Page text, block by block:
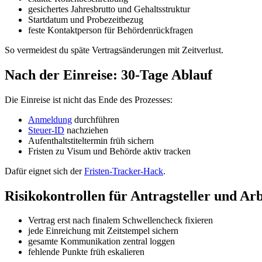
gesichertes Jahresbrutto und Gehaltsstruktur
Startdatum und Probezeitbezug
feste Kontaktperson für Behördenrückfragen
So vermeidest du späte Vertragsänderungen mit Zeitverlust.
Nach der Einreise: 30-Tage Ablauf
Die Einreise ist nicht das Ende des Prozesses:
Anmeldung durchführen
Steuer-ID nachziehen
Aufenthaltstiteltermin früh sichern
Fristen zu Visum und Behörde aktiv tracken
Dafür eignet sich derFristen-Tracker-Hack.
Risikokontrollen für Antragsteller und
Vertrag erst nach finalem Schwellencheck fixieren
jede Einreichung mit Zeitstempel sichern
gesamte Kommunikation zentral loggen
fehlende Punkte früh eskalieren